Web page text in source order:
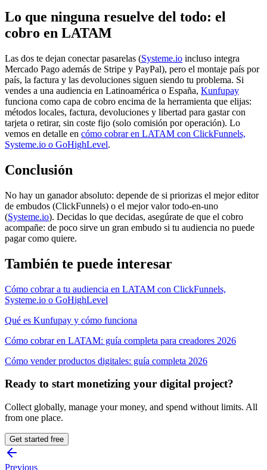
Lo que ninguna resuelve del todo: el
cobro en LATAM
Las dos te dejan conectar pasarelas (Systeme.io incluso integra
Mercado Pago además de Stripe y PayPal), pero el montaje país por
país, la factura y las devoluciones siguen siendo tu problema. Si
vendes a una audiencia en Latinoamérica o España, Kunfupay
funciona como capa de cobro encima de la herramienta que elijas:
métodos locales, factura, devoluciones y libertad para gastar con
tarjeta o retirar, sin coste fijo (solo comisión por operación). Lo
vemos en detalle en cómo cobrar en LATAM con ClickFunnels,
Systeme.io o GoHighLevel.
Conclusión
No hay un ganador absoluto: depende de si priorizas el mejor editor
de embudos (ClickFunnels) o el mejor valor todo-en-uno
(Systeme.io). Decidas lo que decidas, asegúrate de que el cobro
acompañe: de poco sirve un gran embudo si tu audiencia no puede
pagar como quiere.
También te puede interesar
Cómo cobrar a tu audiencia en LATAM con ClickFunnels,
Systeme.io o GoHighLevel
Qué es Kunfupay y cómo funciona
Cómo cobrar en LATAM: guía completa para creadores 2026
Cómo vender productos digitales: guía completa 2026
Ready to start monetizing your digital project?
Collect globally, manage your money, and spend without limits. All
from one place.
Get started free
Previous